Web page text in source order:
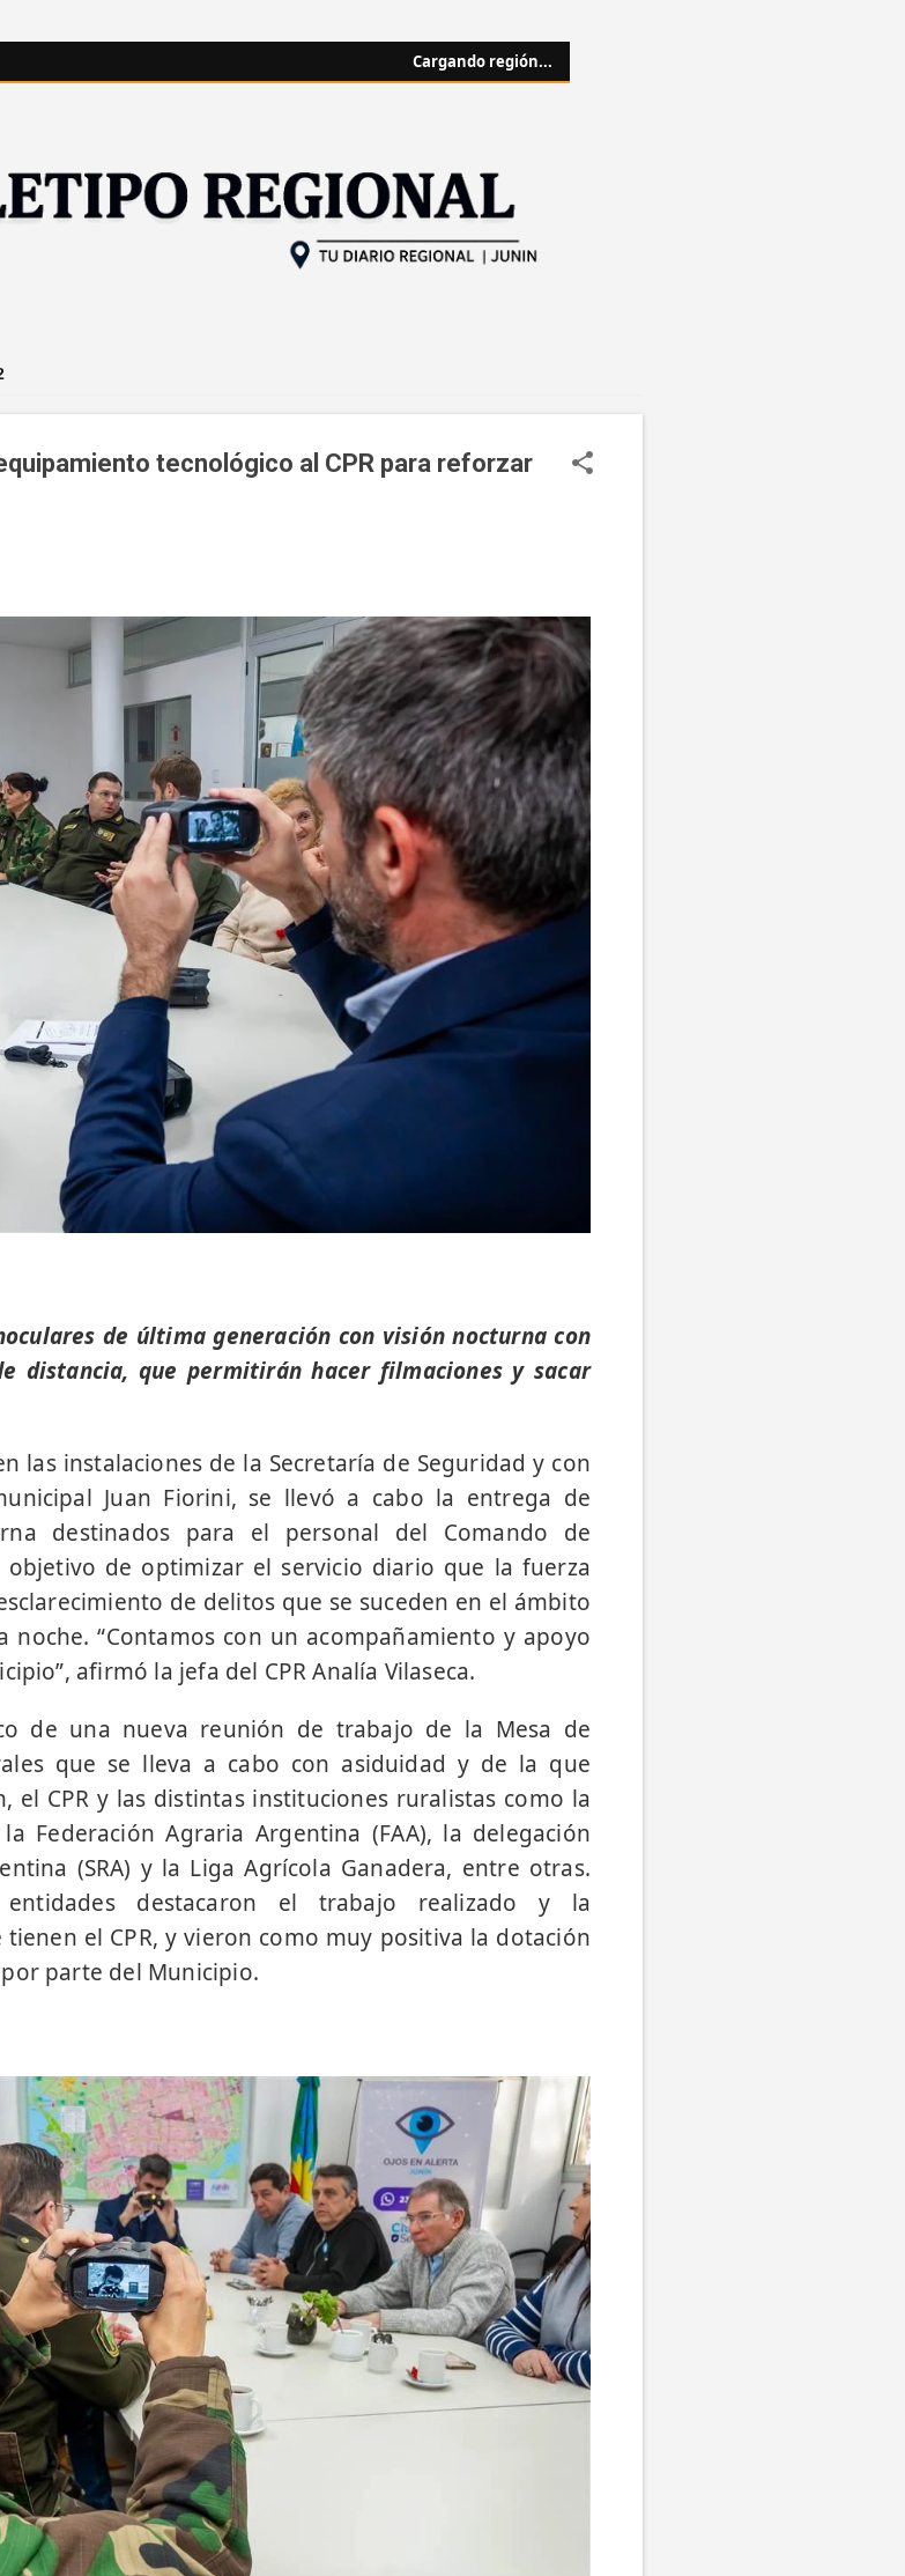
Cargando región...
tecnológico al CPR para reforzar
de última generación con visión nocturna con
distancia, que permitirán hacer filmaciones y sacar
las instalaciones de la Secretaría de Seguridad y con
Juan Fiorini, se llevó a cabo la entrega de
destinados para el personal del Comando de
objetivo de optimizar el servicio diario que la fuerza
de delitos que se suceden en el ámbito
“Contamos con un acompañamiento y apoyo
afirmó la jefa del CPR Analía Vilaseca.
de una nueva reunión de trabajo de la Mesa de
que se lleva a cabo con asiduidad y de la que
el CPR y las distintas instituciones ruralistas como la
la Federación Agraria Argentina (FAA), la delegación
(SRA) y la Liga Agrícola Ganadera, entre otras.
entidades destacaron el trabajo realizado y la
el CPR, y vieron como muy positiva la dotación
parte del Municipio.